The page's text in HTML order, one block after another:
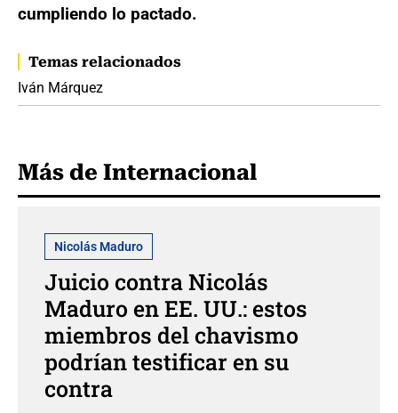
cumpliendo lo pactado.
Temas relacionados
Iván Márquez
Más de Internacional
Nicolás Maduro
Juicio contra Nicolás
Maduro en EE. UU.: estos
miembros del chavismo
podrían testificar en su
contra